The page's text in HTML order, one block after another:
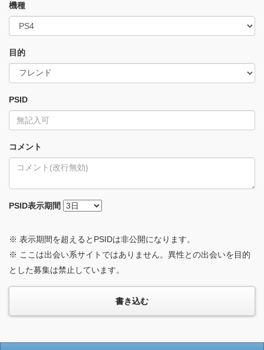
機種
目的
PSID
コメント
PSID表示期間
※ 表示期間を超えるとPSIDは非公開になります。
※ ここは出会い系サイトではありません。異性との出会いを目的
とした募集は禁止しています。